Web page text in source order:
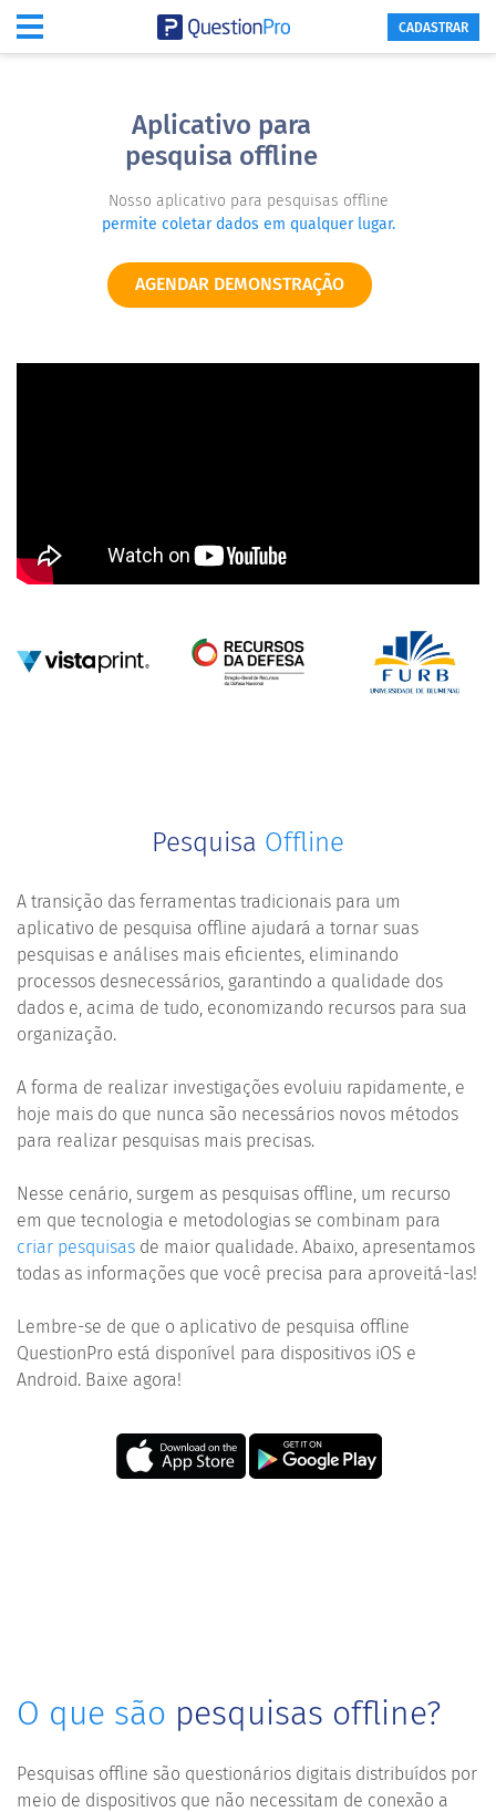
CADASTRAR
Aplicativo para
pesquisa offline
Nosso aplicativo para pesquisas offline
permite coletar dados em qualquer lugar.
AGENDAR DEMONSTRAÇÃO
Pesquisa Offline
A transição das ferramentas tradicionais para um
aplicativo de pesquisa offline ajudará a tornar suas
pesquisas e análises mais eficientes, eliminando
processos desnecessários, garantindo a qualidade dos
dados e, acima de tudo, economizando recursos para sua
organização.
A forma de realizar investigações evoluiu rapidamente, e
hoje mais do que nunca são necessários novos métodos
para realizar pesquisas mais precisas.
Nesse cenário, surgem as pesquisas offline, um recurso
em que tecnologia e metodologias se combinam para
criar pesquisas de maior qualidade. Abaixo, apresentamos
todas as informações que você precisa para aproveitá-las!
Lembre-se de que o aplicativo de pesquisa offline
QuestionPro está disponível para dispositivos iOS e
Android. Baixe agora!
O que são pesquisas offline?
Pesquisas offline são questionários digitais distribuídos por
meio de dispositivos que não necessitam de conexão a